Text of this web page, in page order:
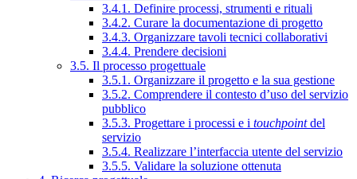
3.4.1. Definire processi, strumenti e rituali
3.4.2. Curare la documentazione di progetto
3.4.3. Organizzare tavoli tecnici collaborativi
3.4.4. Prendere decisioni
3.5. Il processo progettuale
3.5.1. Organizzare il progetto e la sua gestione
3.5.2. Comprendere il contesto d’uso del servizio
pubblico
3.5.3. Progettare i processi e i touchpointdel
servizio
3.5.4. Realizzare l’interfaccia utente del servizio
3.5.5. Validare la soluzione ottenuta